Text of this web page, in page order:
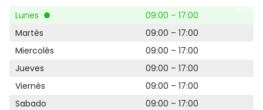
Lunes
09:00 – 17:00
Martès
09:00 – 17:00
Miercolès
09:00 – 17:00
Jueves
09:00 – 17:00
Viernès
09:00 – 17:00
Sabado
09:00 – 17:00